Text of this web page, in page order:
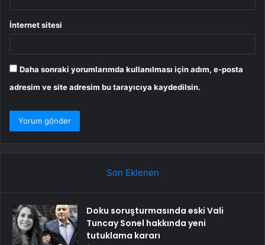
İnternet sitesi
Daha sonraki yorumlarımda kullanılması için adım, e-posta
adresim ve site adresim bu tarayıcıya kaydedilsin.
Son Eklenen
Doku soruşturmasında eski Vali
Tuncay Sonel hakkında yeni
tutuklama kararı